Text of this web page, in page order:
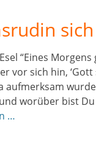
“Eines
sich hin, ‘Gott
aufmerksam
worüber bist Du
…